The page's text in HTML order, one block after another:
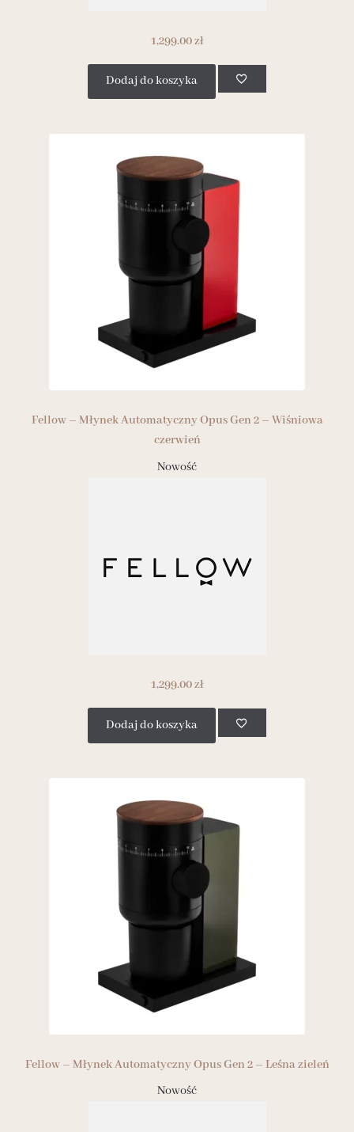
1,299.00zł
Dodaj do koszyka
Fellow – Młynek Automatyczny Opus Gen 2 – Wiśniowa
czerwień
Nowość
1,299.00zł
Dodaj do koszyka
Fellow – Młynek Automatyczny Opus Gen 2 – Leśna zieleń
Nowość